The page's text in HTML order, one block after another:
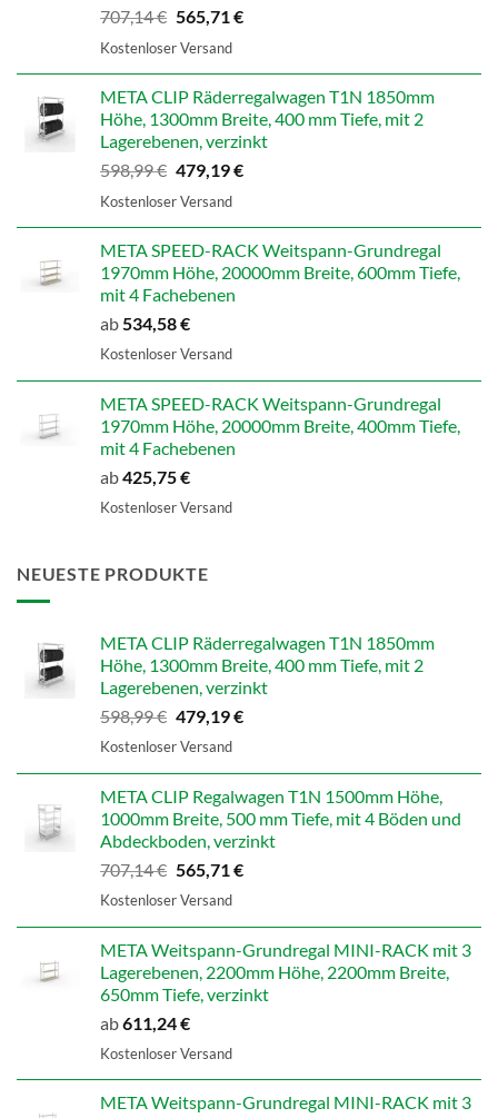
707,14€ Ursprünglicher
Preis
565,71€Aktueller
Kostenloser Versand
META CLIP Räderregalwagen T1N 1850mm
Höhe, 1300mm Breite, 400 mm Tiefe, mit 2
Lagerebenen, verzinkt
598,99€ Ursprünglicher
Preis
479,19€Aktueller
Kostenloser Versand
META SPEED-RACK Weitspann-Grundregal
1970mm Höhe, 20000mm Breite, 600mm Tiefe,
mit 4 Fachebenen
ab534,58€
Kostenloser Versand
META SPEED-RACK Weitspann-Grundregal
1970mm Höhe, 20000mm Breite, 400mm Tiefe,
mit 4 Fachebenen
ab425,75€
Kostenloser Versand
NEUESTE PRODUKTE
META CLIP Räderregalwagen T1N 1850mm
Höhe, 1300mm Breite, 400 mm Tiefe, mit 2
Lagerebenen, verzinkt
598,99€ Ursprünglicher
Preis
479,19€Aktueller
Kostenloser Versand
META CLIP Regalwagen T1N 1500mm Höhe,
1000mm Breite, 500 mm Tiefe, mit 4 Böden und
Abdeckboden, verzinkt
707,14€ Ursprünglicher
Preis
565,71€Aktueller
Kostenloser Versand
META Weitspann-Grundregal MINI-RACK mit 3
Lagerebenen, 2200mm Höhe, 2200mm Breite,
650mm Tiefe, verzinkt
ab611,24€
Kostenloser Versand
META Weitspann-Grundregal MINI-RACK mit 3